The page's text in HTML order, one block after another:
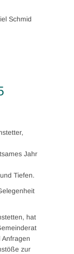
Schmid
Jahr
Tiefen.
hat
Anfragen
zur